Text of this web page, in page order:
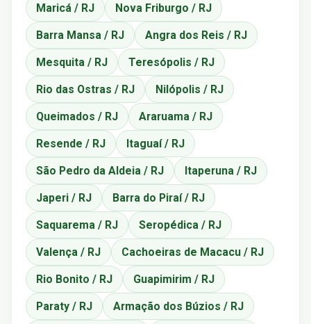
Maricá / RJ Nova Friburgo / RJ
Barra Mansa / RJ Angra dos Reis / RJ
Mesquita / RJ Teresópolis / RJ
Rio das Ostras / RJ Nilópolis / RJ
Queimados / RJ Araruama / RJ
Resende / RJ Itaguaí / RJ
São Pedro da Aldeia / RJ Itaperuna / RJ
Japeri / RJ Barra do Piraí / RJ
Saquarema / RJ Seropédica / RJ
Valença / RJ Cachoeiras de Macacu / RJ
Rio Bonito / RJ Guapimirim / RJ
Paraty / RJ Armação dos Búzios / RJ